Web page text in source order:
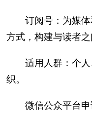
订阅号：为媒
方式，构建与读者之
适用人群：个
织。
微信公众平台申